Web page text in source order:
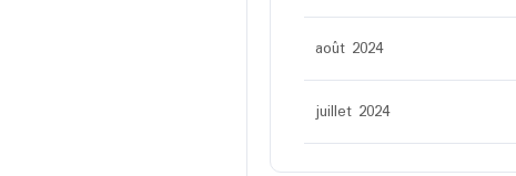
août 2024
juillet 2024